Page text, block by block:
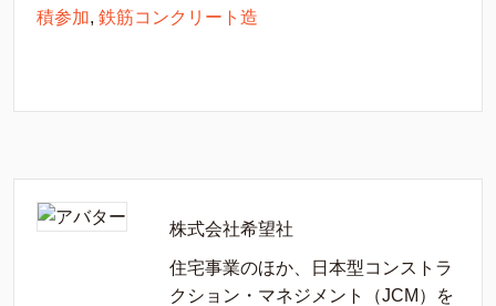
積参加, 鉄筋コンクリート造
株式会社希望社
住宅事業のほか、日本型コンストラ
クション・マネジメント（JCM）を